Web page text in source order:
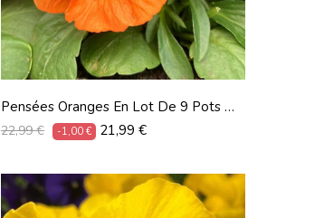
Pensées Oranges En Lot De 9 Pots De
9 Cm
Prix
22,99 € -1,00 € Prix
21,99 €